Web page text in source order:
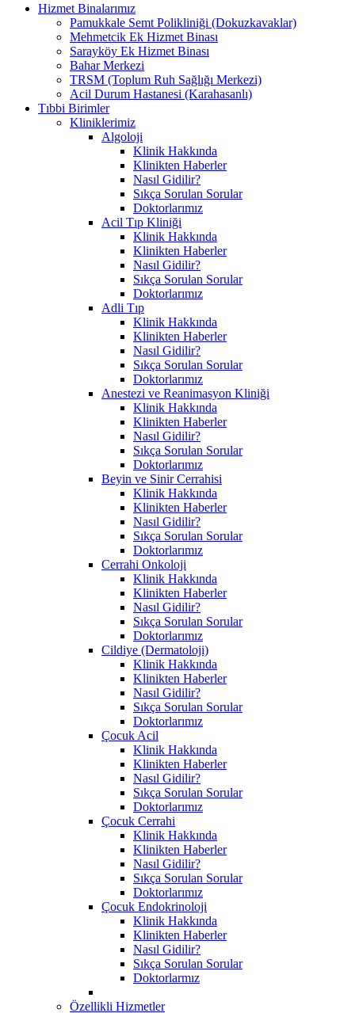
Hizmet Binalarımız
Pamukkale Semt Polikliniği (Dokuzkavaklar)
Mehmetcik Ek Hizmet Binası
Sarayköy Ek Hizmet Binası
Bahar Merkezi
TRSM (Toplum Ruh Sağlığı Merkezi)
Acil Durum Hastanesi (Karahasanlı)
Tıbbi Birimler
Kliniklerimiz
Algoloji
Klinik Hakkında
Klinikten Haberler
Nasıl Gidilir?
Sıkça Sorulan Sorular
Doktorlarımız
Acil Tıp Kliniği
Klinik Hakkında
Klinikten Haberler
Nasıl Gidilir?
Sıkça Sorulan Sorular
Doktorlarımız
Adli Tıp
Klinik Hakkında
Klinikten Haberler
Nasıl Gidilir?
Sıkça Sorulan Sorular
Doktorlarımız
Anestezi ve Reanimasyon Kliniği
Klinik Hakkında
Klinikten Haberler
Nasıl Gidilir?
Sıkça Sorulan Sorular
Doktorlarımız
Beyin ve Sinir Cerrahisi
Klinik Hakkında
Klinikten Haberler
Nasıl Gidilir?
Sıkça Sorulan Sorular
Doktorlarımız
Cerrahi Onkoloji
Klinik Hakkında
Klinikten Haberler
Nasıl Gidilir?
Sıkça Sorulan Sorular
Doktorlarımız
Cildiye (Dermatoloji)
Klinik Hakkında
Klinikten Haberler
Nasıl Gidilir?
Sıkça Sorulan Sorular
Doktorlarımız
Çocuk Acil
Klinik Hakkında
Klinikten Haberler
Nasıl Gidilir?
Sıkça Sorulan Sorular
Doktorlarımız
Çocuk Cerrahi
Klinik Hakkında
Klinikten Haberler
Nasıl Gidilir?
Sıkça Sorulan Sorular
Doktorlarımız
Çocuk Endokrinoloji
Klinik Hakkında
Klinikten Haberler
Nasıl Gidilir?
Sıkça Sorulan Sorular
Doktorlarmız
Özellikli Hizmetler